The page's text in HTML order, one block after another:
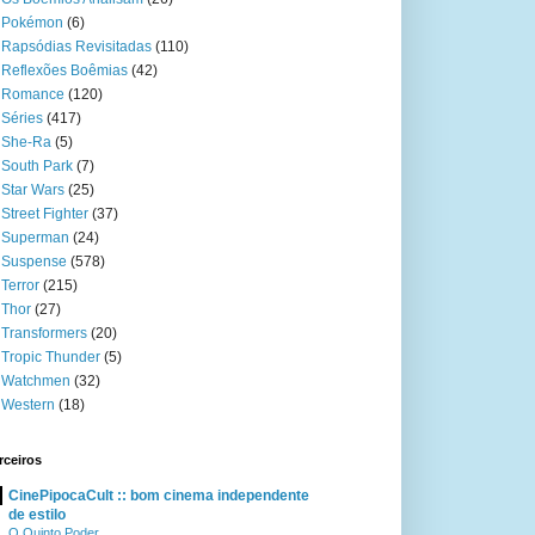
Pokémon (6)
Rapsódias Revisitadas (110)
Reflexões Boêmias (42)
Romance (120)
Séries (417)
She-Ra (5)
South Park (7)
Star Wars (25)
Street Fighter (37)
Superman (24)
Suspense (578)
Terror (215)
Thor (27)
Transformers (20)
Tropic Thunder (5)
Watchmen (32)
Western (18)
CinePipocaCult :: bom cinema independente
de estilo